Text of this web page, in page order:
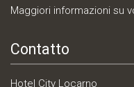
Maggiori informazioni su
Contatto
Hotel City Locarno